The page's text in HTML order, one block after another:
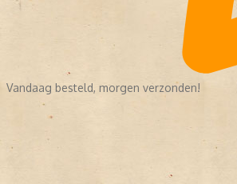
Vandaag besteld, morgen verzonden!